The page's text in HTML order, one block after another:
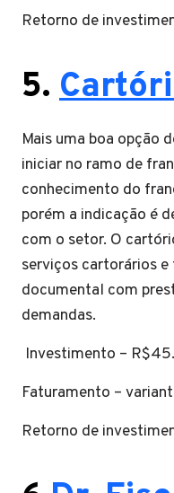
Retorno de
5.
Mais uma boa opção
iniciar no ramo de
conhecimento do
porém a indicação é
com o setor. O
serviços cartorários e
documental com
demandas.
Investimento –
Faturamento –
Retorno de